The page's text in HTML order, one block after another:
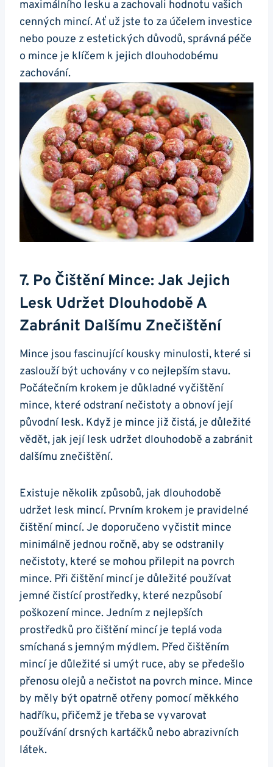
maximálního lesku a zachovali hodnotu vašich⁣
cenných mincí. Ať už jste to za účelem investice
nebo pouze z ‍estetických důvodů, správná péče
o mince je klíčem k jejich dlouhodobému​
zachování.
7. Po Čištění Mince: Jak Jejich
Lesk Udržet Dlouhodobě A
Zabránit​ Dalšímu Znečištění
Mince jsou fascinující kousky minulosti, které si
zaslouží být uchovány‌ v co nejlepším ⁢stavu.
Počátečním krokem je důkladné vyčištění
mince,​ které odstraní⁢ nečistoty a obnoví její‍
původní lesk. Když ‌je mince​ již ​čistá, je důležité
vědět, jak její lesk udržet dlouhodobě a zabránit
dalšímu znečištění.
Existuje několik způsobů, jak dlouhodobě
udržet lesk mincí. Prvním krokem ⁤je pravidelné
čištění ​mincí. Je ⁤doporučeno vyčistit mince
minimálně jednou ročně, aby se ⁢odstranily
nečistoty, ⁣které ⁤se mohou přilepit na povrch
mince. Při čištění mincí ‌je důležité ‍používat​
jemné čistící prostředky, které nezpůsobí
poškození mince. Jedním‍ z‍ nejlepších
prostředků pro čištění mincí‌ je⁣ teplá voda
smíchaná⁤ s jemným mýdlem. Před čištěním
mincí je důležité si umýt ruce, aby se předešlo
přenosu olejů a nečistot ‌na ⁣povrch mince. Mince
by měly ​být opatrně otřeny pomocí ‌měkkého ​
hadříku, přičemž je třeba se vyvarovat
používání drsných kartáčků⁤ nebo abrazivních
látek.